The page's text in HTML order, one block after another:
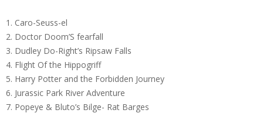
Caro-Seuss-el
Doctor Doom’S fearfall
Dudley Do-Right’s Ripsaw Falls
Flight Of the Hippogriff
Harry Potter and the Forbidden Journey
Jurassic Park River Adventure
Popeye & Bluto’s Bilge- Rat Barges